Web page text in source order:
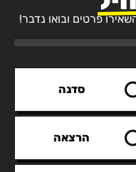
פרטים ובואו נדבר!
סדנה
הרצאה